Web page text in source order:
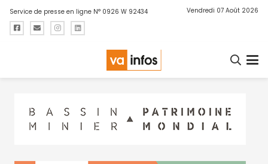
Service de presse en ligne N° 0926 W 92434 Vendredi 07 Août 2026